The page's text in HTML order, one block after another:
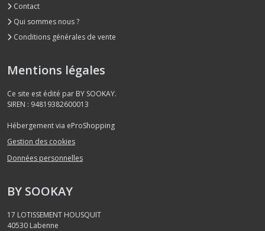
Contact
Qui sommes nous ?
Conditions générales de vente
Mentions légales
Ce site est édité par BY SOOKAY.
SIREN : 94819382600013
Hébergement via eProShopping
Gestion des cookies
Données personnelles
BY SOOKAY
17 LOTISSEMENT HOUSQUIT
40530 Labenne